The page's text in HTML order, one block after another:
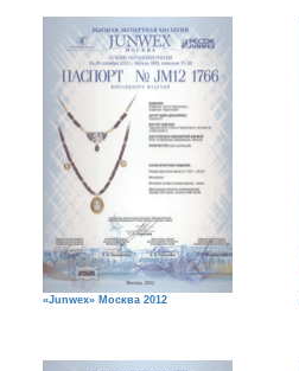
«Junwex» Москва 2012